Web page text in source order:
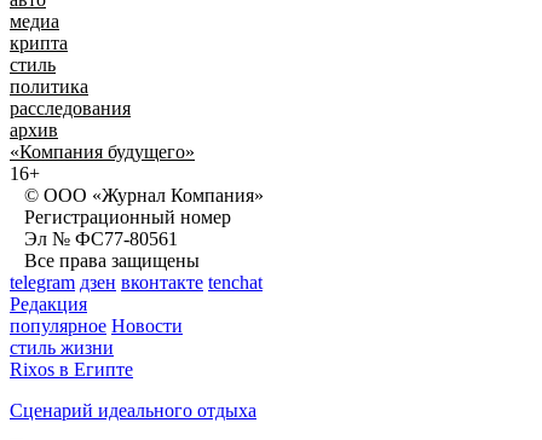
медиа
крипта
стиль
политика
расследования
архив
«Компания будущего»
16+
© ООО «Журнал Компания»
Регистрационный номер
Эл № ФС77-80561
Все права защищены
telegram дзен вконтакте tenchat
Редакция
популярное Новости
стиль жизни
Rixos в Египте
Сценарий идеального отдыха